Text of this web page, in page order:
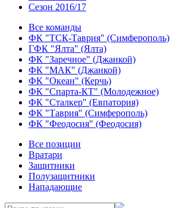
Сезон 2016/17
Все команды
ФК "ТСК-Таврия" (Симферополь)
ГФК "Ялта" (Ялта)
ФК "Заречное" (Джанкой)
ФК "МАК" (Джанкой)
ФК "Океан" (Керчь)
ФК "Спарта-КТ" (Молодежное)
ФК "Сталкер" (Евпатория)
ФК "Таврия" (Симферополь)
ФК "Феодосия" (Феодосия)
Все позиции
Вратари
Защитники
Полузащитники
Нападающие